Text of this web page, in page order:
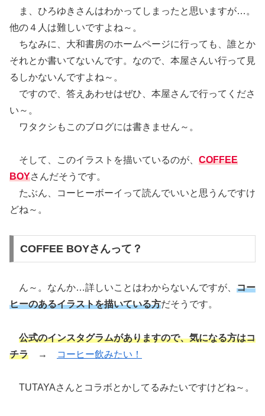
ま、ひろゆきさんはわかってしまったと思いますが…。
他の４人は難しいですよね～。
ちなみに、大和書房のホームページに行っても、誰とか
それとか書いてないんです。なので、本屋さんい行って見
るしかないんですよね～。
ですので、答えあわせはぜひ、本屋さんで行ってくださ
い～。
ワタクシもこのブログには書きません～。
そして、このイラストを描いているのが、 COFFEE
BOYさんだそうです。
たぶん、コーヒーボーイって読んでいいと思うんですけ
どね～。
COFFEE BOYさんって？
ん～。なんか…詳しいことはわからないんですが、 コー
ヒーのあるイラストを描いている方だそうです。
公式のインスタグラムがありますので、気になる方はコ
チラ → コーヒー飲みたい！
TUTAYAさんとコラボとかしてるみたいですけどね～。